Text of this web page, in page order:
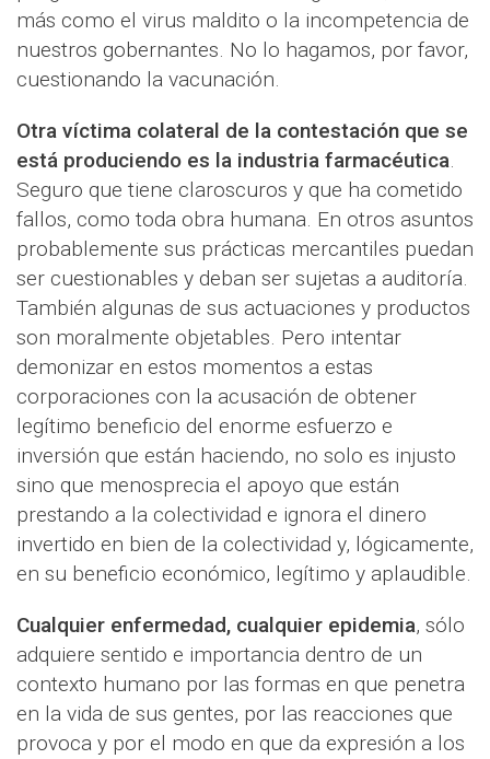
más como el virus maldito o la incompetencia de
nuestros gobernantes. No lo hagamos, por favor,
cuestionando la vacunación.
Otra víctima colateral de la contestación que se
está produciendo es la industria farmacéutica.
Seguro que tiene claroscuros y que ha cometido
fallos, como toda obra humana. En otros asuntos
probablemente sus prácticas mercantiles puedan
ser cuestionables y deban ser sujetas a auditoría.
También algunas de sus actuaciones y productos
son moralmente objetables. Pero intentar
demonizar en estos momentos a estas
corporaciones con la acusación de obtener
legítimo beneficio del enorme esfuerzo e
inversión que están haciendo, no solo es injusto
sino que menosprecia el apoyo que están
prestando a la colectividad e ignora el dinero
invertido en bien de la colectividad y, lógicamente,
en su beneficio económico, legítimo y aplaudible.
Cualquier enfermedad, cualquier epidemia, sólo
adquiere sentido e importancia dentro de un
contexto humano por las formas en que penetra
en la vida de sus gentes, por las reacciones que
provoca y por el modo en que da expresión a los